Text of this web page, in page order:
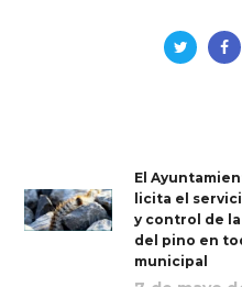
El
licita el
y control de
del pino en
municipal